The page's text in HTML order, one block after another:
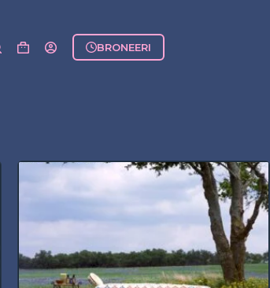
Shopping
BRONEERI